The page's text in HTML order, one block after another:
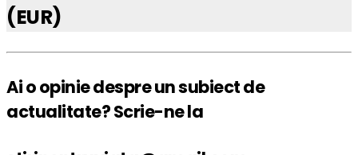
(EUR)
Ai o opinie despre un subiect de
actualitate? Scrie-ne la